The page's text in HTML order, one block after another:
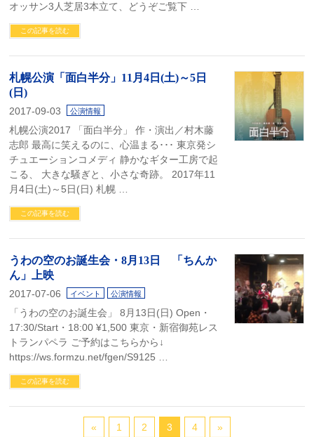
オッサン3人芝居3本立て、どうぞご覧下 …
この記事を読む
札幌公演「面白半分」11月4日(土)～5日
(日)
2017-09-03 公演情報
札幌公演2017 「面白半分」 作・演出／村木藤
志郎 最高に笑えるのに、心温まる･･･ 東京発シ
チュエーションコメディ 静かなギター工房で起
こる、 大きな騒ぎと、小さな奇跡。 2017年11
月4日(土)～5日(日) 札幌 …
この記事を読む
うわの空のお誕生会・8月13日 「ちんか
ん」上映
2017-07-06 イベント 公演情報
「うわの空のお誕生会」 8月13日(日) Open・
17:30/Start・18:00 ¥1,500 東京・新宿御苑レス
トランパペラ ご予約はこちらから↓
https://ws.formzu.net/fgen/S9125 …
この記事を読む
« 1 2 3 4 »